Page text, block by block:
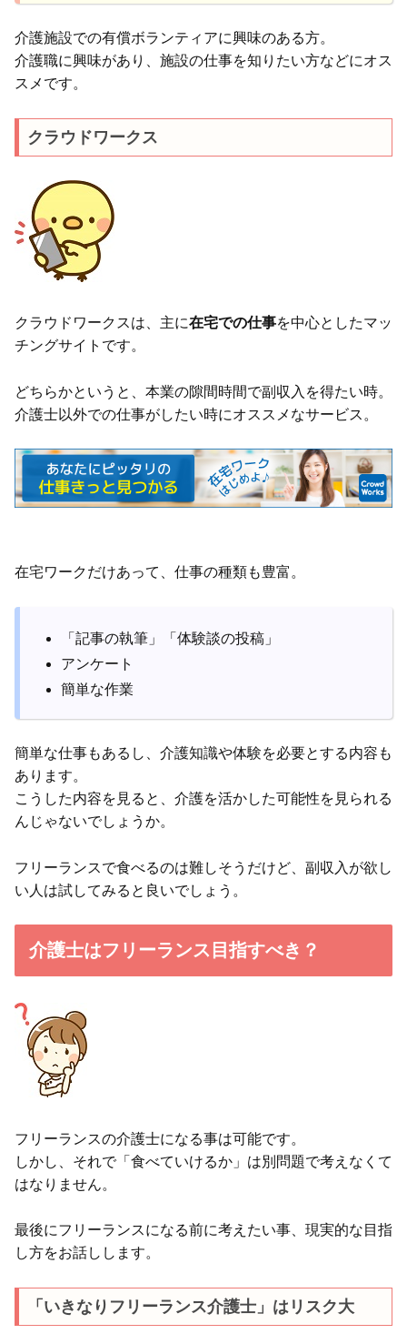
介護施設での有償ボランティアに興味のある方。
介護職に興味があり、施設の仕事を知りたい方などにオス
スメです。
クラウドワークス
クラウドワークスは、主に在宅での仕事を中心としたマッ
チングサイトです。
どちらかというと、本業の隙間時間で副収入を得たい時。
介護士以外での仕事がしたい時にオススメなサービス。
在宅ワークだけあって、仕事の種類も豊富。
「記事の執筆」「体験談の投稿」
アンケート
簡単な作業
簡単な仕事もあるし、介護知識や体験を必要とする内容も
あります。
こうした内容を見ると、介護を活かした可能性を見られる
んじゃないでしょうか。
フリーランスで食べるのは難しそうだけど、副収入が欲し
い人は試してみると良いでしょう。
介護士はフリーランス目指すべき？
フリーランスの介護士になる事は可能です。
しかし、それで「食べていけるか」は別問題で考えなくて
はなりません。
最後にフリーランスになる前に考えたい事、現実的な目指
し方をお話しします。
「いきなりフリーランス介護士」はリスク大